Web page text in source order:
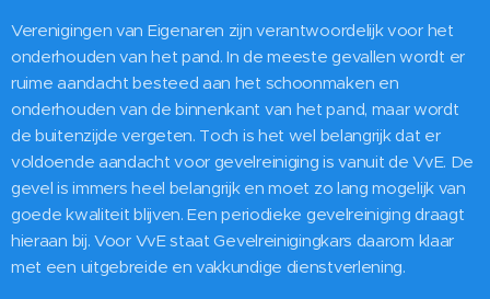
Verenigingen van Eigenaren zijn verantwoordelijk voor het
onderhouden van het pand. In de meeste gevallen wordt er
ruime aandacht besteed aan het schoonmaken en
onderhouden van de binnenkant van het pand, maar wordt
de buitenzijde vergeten. Toch is het wel belangrijk dat er
voldoende aandacht voor gevelreiniging is vanuit de VvE. De
gevel is immers heel belangrijk en moet zo lang mogelijk van
goede kwaliteit blijven. Een periodieke gevelreiniging draagt
hieraan bij. Voor VvE staat Gevelreinigingkars daarom klaar
met een uitgebreide en vakkundige dienstverlening.